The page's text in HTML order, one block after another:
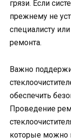
грязи. Если
прежнему не
специалисту
ремонта.
Важно
обеспечить
Проведение
которые можно